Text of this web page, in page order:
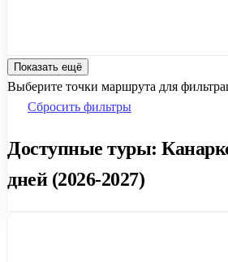
Показать ещё
Выберите точки маршрута для
Сбросить фильтры
Доступные туры:
дней (2026-2027)